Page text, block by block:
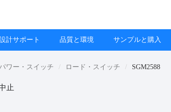
計サポート 品質と環境 サンプルと購入
ワー・スイッチ ロード・スイッチ SGM2588
止